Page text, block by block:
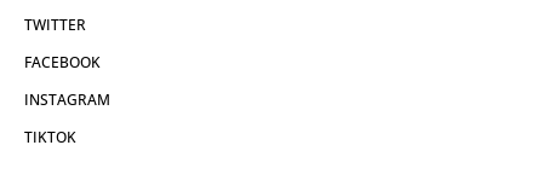
TWITTER
FACEBOOK
INSTAGRAM
TIKTOK